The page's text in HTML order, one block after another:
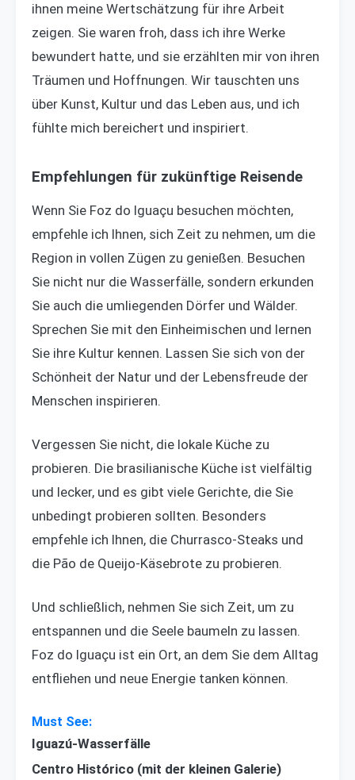
ihnen meine Wertschätzung für ihre Arbeit
zeigen. Sie waren froh, dass ich ihre Werke
bewundert hatte, und sie erzählten mir von ihren
Träumen und Hoffnungen. Wir tauschten uns
über Kunst, Kultur und das Leben aus, und ich
fühlte mich bereichert und inspiriert.
Empfehlungen für zukünftige Reisende
Wenn Sie Foz do Iguaçu besuchen möchten,
empfehle ich Ihnen, sich Zeit zu nehmen, um die
Region in vollen Zügen zu genießen. Besuchen
Sie nicht nur die Wasserfälle, sondern erkunden
Sie auch die umliegenden Dörfer und Wälder.
Sprechen Sie mit den Einheimischen und lernen
Sie ihre Kultur kennen. Lassen Sie sich von der
Schönheit der Natur und der Lebensfreude der
Menschen inspirieren.
Vergessen Sie nicht, die lokale Küche zu
probieren. Die brasilianische Küche ist vielfältig
und lecker, und es gibt viele Gerichte, die Sie
unbedingt probieren sollten. Besonders
empfehle ich Ihnen, die Churrasco-Steaks und
die Pão de Queijo-Käsebrote zu probieren.
Und schließlich, nehmen Sie sich Zeit, um zu
entspannen und die Seele baumeln zu lassen.
Foz do Iguaçu ist ein Ort, an dem Sie dem Alltag
entfliehen und neue Energie tanken können.
Iguazú-Wasserfälle
Centro Histórico (mit der kleinen Galerie)